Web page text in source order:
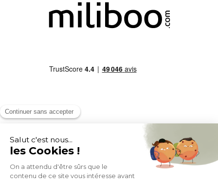
MOYENS DE PAIEMENT